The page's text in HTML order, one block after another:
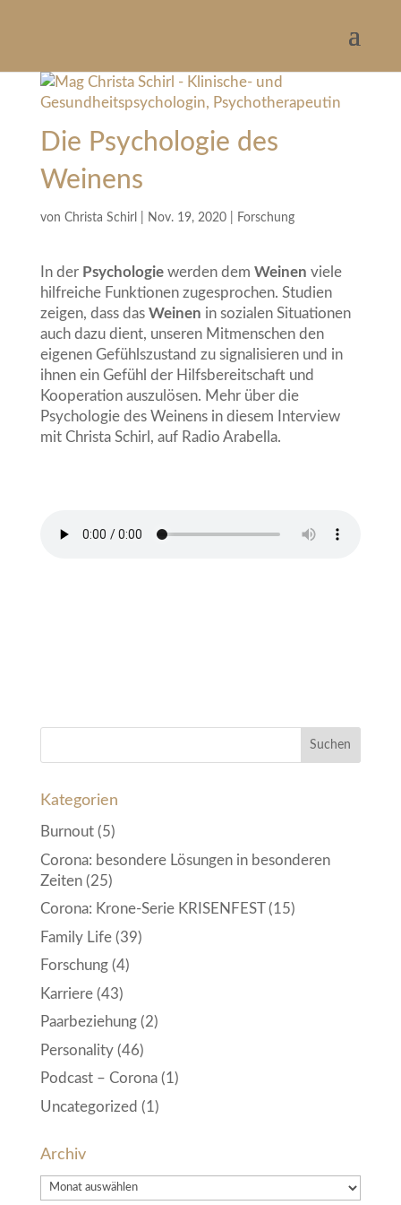
Die Psychologie des
Weinens
von Christa Schirl Nov. 19, 2020| Forschung
In der Psychologiewerden dem Weinen viele
hilfreiche Funktionen zugesprochen. Studien
zeigen, dass das Weinen in sozialen Situationen
auch dazu dient, unseren Mitmenschen den
eigenen Gefühlszustand zu signalisieren und in
ihnen ein Gefühl der Hilfsbereitschaft und
Kooperation auszulösen. Mehr über die
Psychologie des Weinens in diesem Interview
mit Christa Schirl, auf Radio Arabella.
Kategorien
Burnout(5)
Corona: besondere Lösungen in besonderen
Zeiten(25)
Corona: Krone-Serie KRISENFEST(15)
Family Life(39)
Forschung(4)
Karriere(43)
Paarbeziehung(2)
Personality(46)
Podcast – Corona(1)
Uncategorized (1)
Archiv
Archiv